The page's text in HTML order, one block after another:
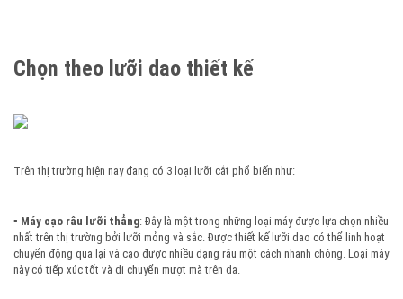
Chọn theo lưỡi dao thiết kế
Trên thị trường hiện nay đang có 3 loại lưỡi cắt phổ biến như:
▪️ Máy cạo râu lưỡi thẳng: Đây là một trong những loại máy được lựa chọn nhiều
nhất trên thị trường bởi lưỡi mỏng và sắc. Được thiết kế lưỡi dao có thể linh hoạt
chuyển động qua lại và cạo được nhiều dạng râu một cách nhanh chóng. Loại máy
này có tiếp xúc tốt và di chuyển mượt mà trên da.